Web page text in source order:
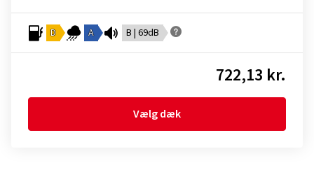
D A B | 69dB
722,13 kr.
Vælg dæk